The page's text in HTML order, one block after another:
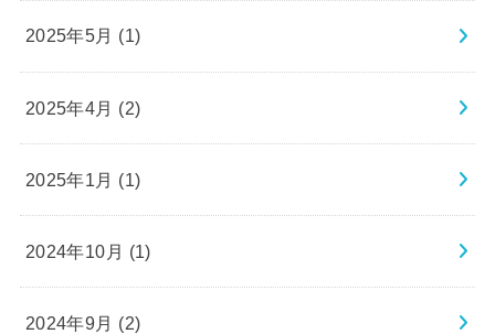
2025年5月 (1)
2025年4月 (2)
2025年1月 (1)
2024年10月 (1)
2024年9月 (2)